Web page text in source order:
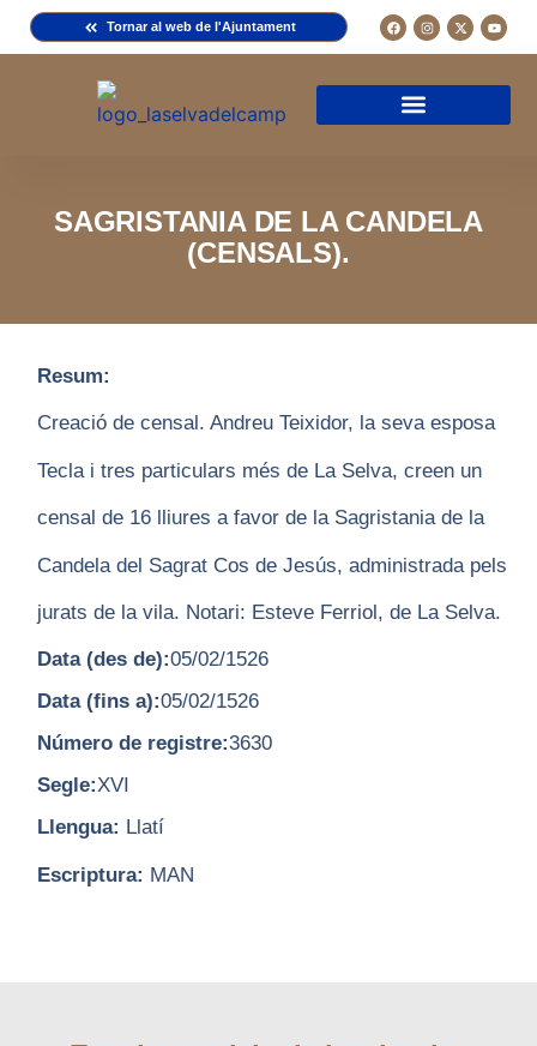
Tornar al web de l'Ajuntament
SAGRISTANIA DE LA CANDELA
(CENSALS).
Resum:
Creació de censal. Andreu Teixidor, la seva esposa
Tecla i tres particulars més de La Selva, creen un
censal de 16 lliures a favor de la Sagristania de la
Candela del Sagrat Cos de Jesús, administrada pels
jurats de la vila. Notari: Esteve Ferriol, de La Selva.
Data (des de):05/02/1526
Data (fins a):05/02/1526
Número de registre:3630
Segle:XVI
Llengua: Llatí
Escriptura: MAN